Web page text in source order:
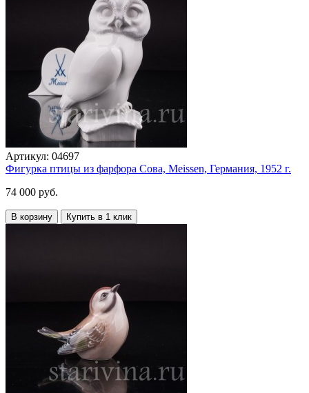
Артикул: 04697
Фигурка птицы из фарфора Сова, Meissen, Германия, 1952 г.
74 000 руб.
В корзину Купить в 1 клик